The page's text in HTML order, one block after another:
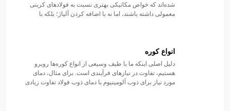
شده‌اند که خواص مکانیکی بهتری نسبت به فولادهای کربنی
معمولی داشته باشند، اما نه با اضافه کردن آلیاژ؛ بلکه با
انواع کوره
دلیل اصلی اینکه ما با طیف وسیعی از انواع کوره‌ها روبرو
هستیم، تفاوت در نیازهای فرآیندی است. برای مثال، دمای
مورد نیاز برای ذوب آلومینیوم با دمای ذوب فولاد تفاوت زیادی